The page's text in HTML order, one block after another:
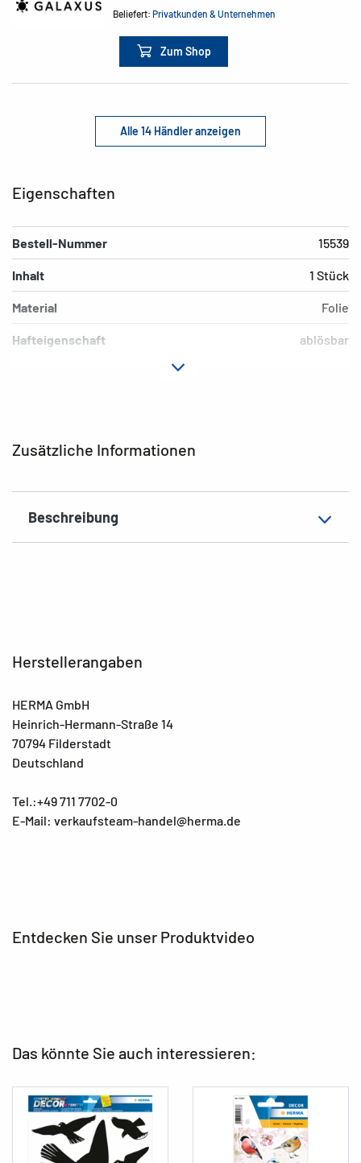
Beliefert:Privatkunden & Unternehmen
Zum Shop
Alle 14 Händler anzeigen
Zusätzliche Informationen
Beschreibung
Eigenschaften
Bestell-Nummer 15539
Inhalt 1 Stück
Material Folie
Hafteigenschaft ablösbar
Herstellerangaben
HERMA GmbH
Heinrich-Hermann-Straße 14
70794 Filderstadt
Deutschland
Tel.:+49 711 7702-0
E-Mail: verkaufsteam-handel@herma.de
Entdecken Sie unser Produktvideo
Das könnte Sie auch interessieren: